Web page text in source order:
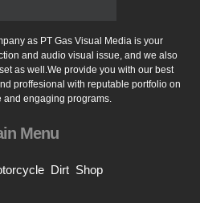
as PT Gas Visual Media is your
and audio visual issue, and we also
as well.We provide you with our best
proffesional with reputable portfolio on
and engaging programs.
Menu
Dirt Shop